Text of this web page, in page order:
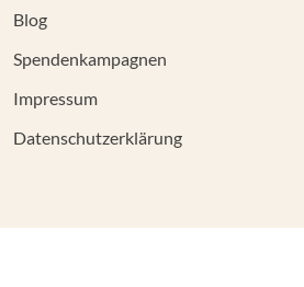
Blog
Spendenkampagnen
Impressum
Datenschutzerklärung